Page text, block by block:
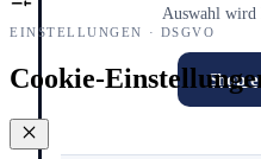
Auswahl wird
Shop
EINSTELLUNGEN · DSGVO
Cookie-